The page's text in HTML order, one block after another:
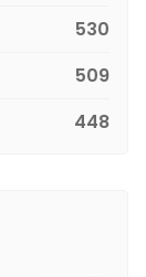
530
509
448